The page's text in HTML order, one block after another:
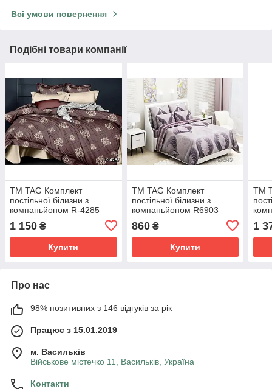
Всі умови повернення
Подібні товари компанії
ТМ TAG Комплект
постільної білизни з
компаньйоном R-4285
1 150 ₴
Купити
ТМ TAG Комплект
постільної білизни з
компаньйоном R6903
860₴
Купити
ТМ
1
Про нас
98% позитивних з 146 відгуків за рік
Працює з 15.01.2019
м. Васильків
Військове містечко 11, Васильків, Україна
Контакти